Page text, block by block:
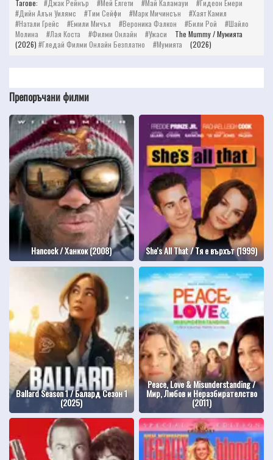
Тагове: Джак Рейнър Мей Елгети Май Каламауи
Гидеон Емери
Дийн Алън Уилямс
Тим Сейфи Марк Мичинсън
Хаят Камил
Натали Грейс
Емили Мичъл Вероника Фалкон Били Рой
Шайло
Молина
Лая Коста Филми Онлайн Ужаси
The Mummy / Мумията
(2026) Гледай Филми Онлайн Безплатно Мумията (2026)
Препоръчани филми
Hancock / Ханкок (2008) She's All That / Тя е върхът (1999)
Ballard Season 1 / Балард Сезон 1
(2025)
Peace, Love & Misunderstanding /
Мир, Любов и Неразбирателство
(2011)